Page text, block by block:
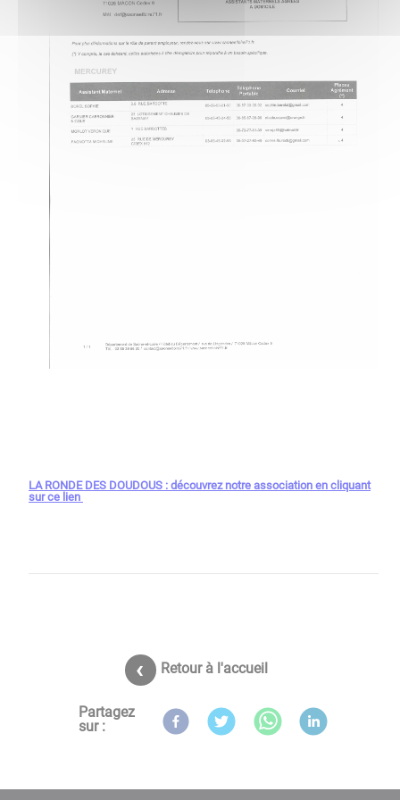
LA RONDE DES DOUDOUS : découvrez notre association en cliquant
sur ce lien
Retour à l'accueil
Partagez
sur :